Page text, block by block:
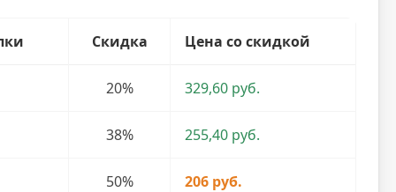
Скидка Цена со скидкой
20% 329,60 руб.
38% 255,40 руб.
50% 206 руб.